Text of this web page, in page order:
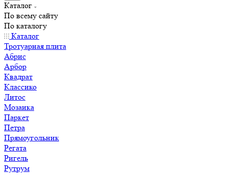
Каталог
По всему сайту
По каталогу
Каталог
Тротуарная плита
Абрис
Арбор
Квадрат
Классико
Литос
Мозаика
Паркет
Петра
Прямоугольник
Регата
Ригель
Рутрум